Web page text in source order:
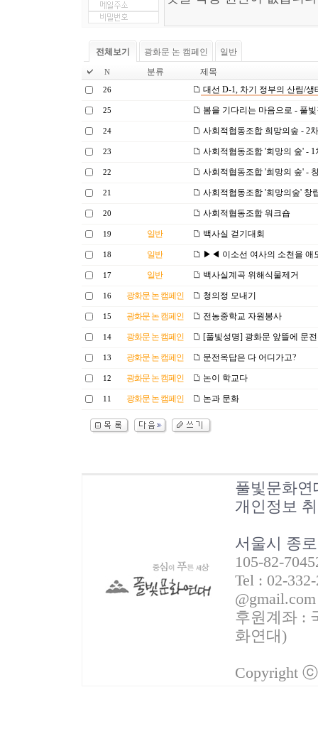
전체보기 광화문 논 캠페인 일반
N 분류 제목
26 대선 D-1, 차기 정부의 산림/
25 봄을 기다리는 마음으로 - 풀
24 사회적협동조합 희망의숲 - 2
23 사회적협동조합 '희망의 숲' - 1
22 사회적협동조합 '희망의 숲' -
21 사회적협동조합 '희망의숲' 창
20 사회적협동조합 워크숍
19 일반 백사실 걷기대회
18 일반 ▶◀ 이소선 여사의 소천을 애
17 일반 백사실계곡 위해식물제거
16 광화문 논 캠페인 청의정 모내기
15 광화문 논 캠페인 전농중학교 자원봉사
14 광화문 논 캠페인 [풀빛성명] 광화문 앞뜰에 문
13 광화문 논 캠페인 문전옥답은 다 어디가고?
12 광화문 논 캠페인 논이 학교다
11 광화문 논 캠페인 논과 문화
풀빛문화연
개인정보
서울시 종
105-82-
Tel : 02-
@gmail.com
후원계좌 :
화연대)
Copyright